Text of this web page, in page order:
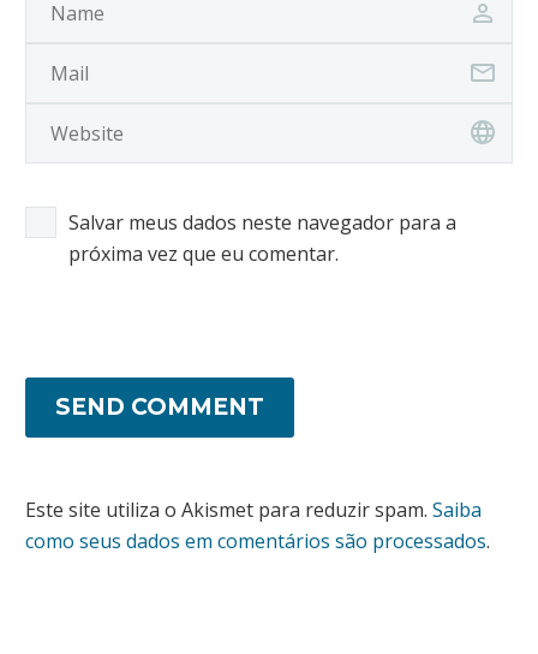
Salvar meus dados neste navegador para a
próxima vez que eu comentar.
SEND COMMENT
Este site utiliza o Akismet para reduzir spam. Saiba
como seus dados em comentários são processados.